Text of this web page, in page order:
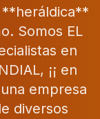
Somos EL
en
¡¡ en
empresa
diversos